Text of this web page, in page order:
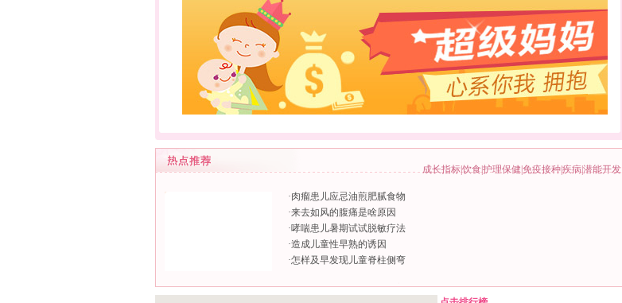
成长指标|饮食|护理保健免疫接种|疾病|潜能开发
·肉瘤患儿应忌油煎肥腻食物
·来去如风的腹痛是啥原因
·哮喘患儿暑期试试脱敏疗法
·造成儿童性早熟的诱因
·怎样及早发现儿童脊柱侧弯